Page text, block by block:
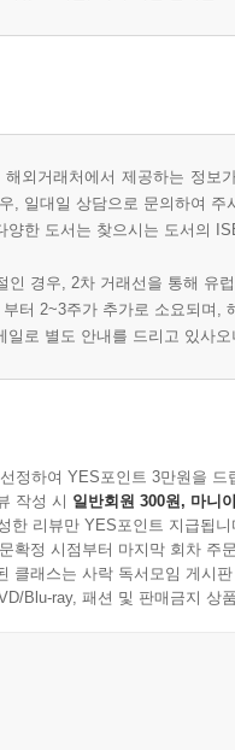
해외거래처에서 제공하는 정
, 일대일 상담으로 문의하여 주
양한 도서는 찾으시는 도서의
인 경우, 2차 거래선을 통해 유
터 2~3주가 추가로 소요되며,
일로 별도 안내를 드리고 있사
정하여 YES포인트 3만원을 드
작성 시 일반회원 300원, 마니
한 리뷰만 YES포인트 지급됩니
확정 시점부터 마지막 회차 주
클래스는 사락 독서모임 게시
Blu-ray, 패션 및 판매금지 상